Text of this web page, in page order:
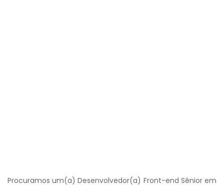
Procuramos um(a) Desenvolvedor(a) Front-end Sênior em